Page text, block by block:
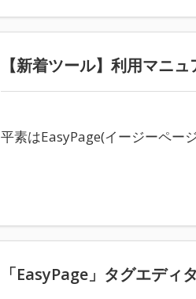
【新着ツール】利用マニ
平素はEasyPage(イージーペー
「EasyPage」タグエデ